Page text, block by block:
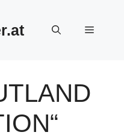
Menü